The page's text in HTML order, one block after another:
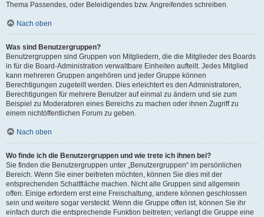
Thema Passendes, oder Beleidigendes bzw. Angreifendes schreiben.
Nach oben
Was sind Benutzergruppen?
Benutzergruppen sind Gruppen von Mitgliedern, die die Mitglieder des Boards
in für die Board-Administration verwaltbare Einheiten aufteilt. Jedes Mitglied
kann mehreren Gruppen angehören und jeder Gruppe können
Berechtigungen zugeteilt werden. Dies erleichtert es den Administratoren,
Berechtigungen für mehrere Benutzer auf einmal zu ändern und sie zum
Beispiel zu Moderatoren eines Bereichs zu machen oder ihnen Zugriff zu
einem nichtöffentlichen Forum zu geben.
Nach oben
Wo finde ich die Benutzergruppen und wie trete ich ihnen bei?
Sie finden die Benutzergruppen unter „Benutzergruppen“ im persönlichen
Bereich. Wenn Sie einer beitreten möchten, können Sie dies mit der
entsprechenden Schaltfläche machen. Nicht alle Gruppen sind allgemein
offen. Einige erfordern erst eine Freischaltung, andere können geschlossen
sein und weitere sogar versteckt. Wenn die Gruppe offen ist, können Sie ihr
einfach durch die entsprechende Funktion beitreten; verlangt die Gruppe eine